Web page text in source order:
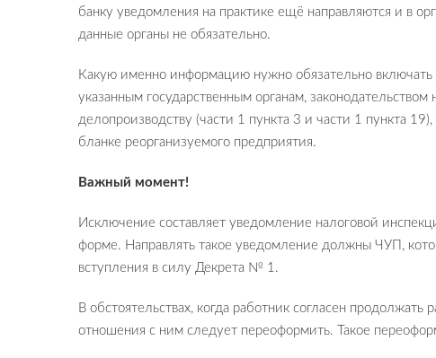
банку уведомления на практике ещё направляются и в
данные органы не обязательно.
Какую именно информацию нужно обязательно
указанным государственным органам,
делопроизводству (части 1 пункта 3 и части 1 пункта
бланке реорганизуемого предприятия.
Важный момент!
Исключение составляет уведомление налоговой
форме. Направлять такое уведомление должны ЧУП,
вступления в силу Декрета № 1.
В обстоятельствах, когда работник согласен
отношения с ним следует переоформить. Такое